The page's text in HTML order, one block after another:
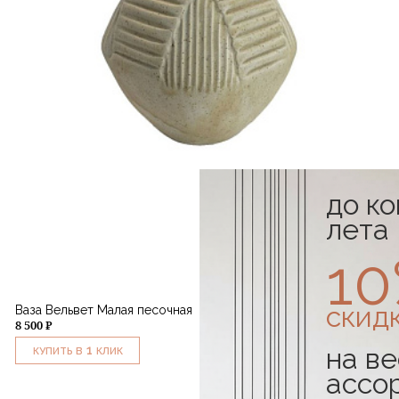
Ваза Вельвет Малая песочная
8 500 ₽
КУПИТЬ В 1 КЛИК
до
лета
на